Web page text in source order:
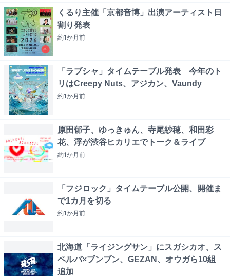
くるり主催「京都音博」出演アーティスト日
割り発表
約1か月前
「ラブシャ」タイムテーブル発表 今年のト
リはCreepy Nuts、アジカン、Vaundy
約1か月前
原田郁子、ゆっきゅん、寺尾紗穂、和田彩
花、浮が渋谷ヒカリエでトーク＆ライブ
約1か月前
「フジロック」タイムテーブル公開、開催ま
で1カ月を切る
約1か月前
北海道「ライジングサン」にスガシカオ、ス
ペルバ×ブンブン、GEZAN、オウガら10組
追加